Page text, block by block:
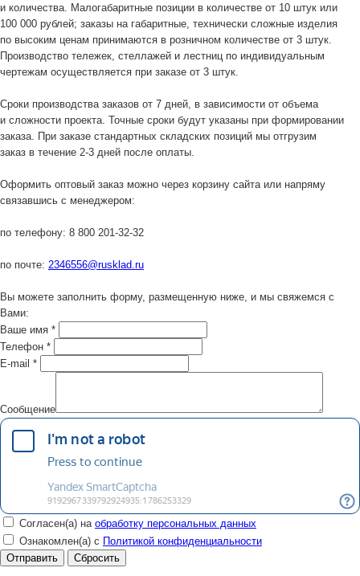
и количества. Малогабаритные позиции в количестве от 10 штук или
100 000 рублей; заказы на габаритные, технически сложные изделия
по высоким ценам принимаются в розничном количестве от 3 штук.
Производство тележек, стеллажей и лестниц по индивидуальным
чертежам осуществляется при заказе от 3 штук.
Сроки производства заказов от 7 дней, в зависимости от объема
и сложности проекта. Точные сроки будут указаны при формировании
заказа. При заказе стандартных складских позиций мы отгрузим
заказ в течение 2-3 дней после оплаты.
Оформить оптовый заказ можно через корзину сайта или напряму
связавшись с менеджером:
по телефону: 8 800 201-32-32
по почте: 2346556@rusklad.ru
Вы можете заполнить форму, размещенную ниже, и мы свяжемся с
Вами:
Ваше имя *
Телефон *
E-mail *
Сообщение
Согласен(а) на обработку персональных данных
Ознакомлен(а) с Политикой конфиденциальности
Сбросить